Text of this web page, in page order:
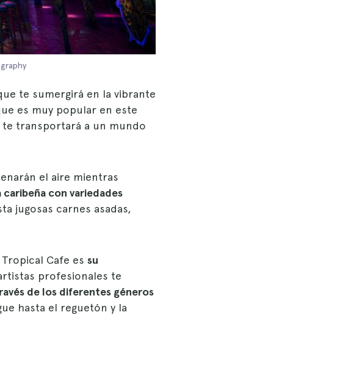
te sumergirá en la vibrante
es muy popular en este
transportará a un mundo
el aire mientras
con variedades
jugosas carnes asadas,
Cafe es su
profesionales te
de los diferentes géneros
hasta el reguetón y la